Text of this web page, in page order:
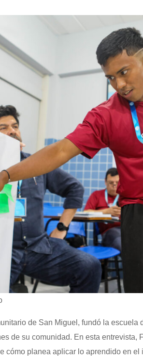
de San Miguel, fundó la escuela
de su comunidad. En esta entrevista,
cómo planea aplicar lo aprendido en